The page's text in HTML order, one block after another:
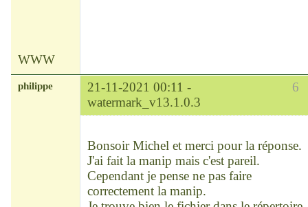
WWW
6
philippe
21-11-2021 00:11 -
watermark_v13.1.0.3
Bonsoir Michel et merci pour la réponse.
J'ai fait la manip mais c'est pareil.
Cependant je pense ne pas faire
correctement la manip.